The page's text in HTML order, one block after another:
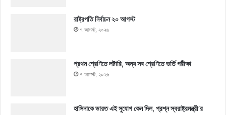
রাষ্ট্রপতি নির্বাচন ২০ আগস্ট
৭ আগস্ট, ২০২৬
প্রথম শ্রেণিতে লটারি, অন্য সব শ্রেণিতে ভর্তি পরীক্ষা
৭ আগস্ট, ২০২৬
হাসিনাকে ভারত এই সুযোগ কেন দিল, প্রশ্ন স্বরাষ্ট্রমন্ত্রী’র